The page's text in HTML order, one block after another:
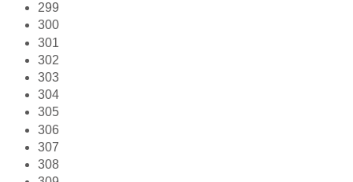
299
300
301
302
303
304
305
306
307
308